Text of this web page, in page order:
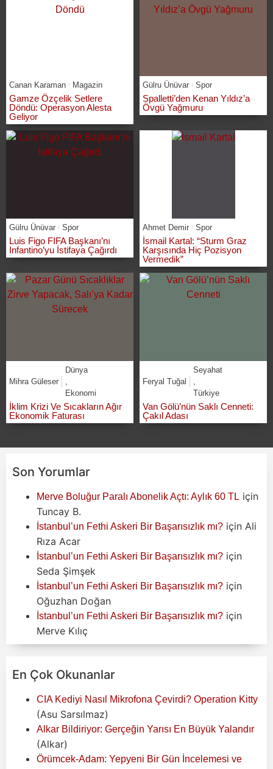
Canan Karaman Magazin
Gamze Özçelik Setlere
Döndü: Operasyon Alesta
Geliyor
Gülru Ünüvar Spor
Spalletti’den Kenan Yıldız’a
Övgü Yağmuru
Gülru Ünüvar Spor
Luis Figo FIFA Başkanı’nı
Infantino’yu İstifaya Çağırdı
Ahmet Demir Spor
İsmail Kartal: “Sturm Graz
Karşısında Hiç Pozisyon
Vermedik”
Mihra Güleser
Dünya
Ekonomi
İklim Krizi Ve Sıcakların Ağır
Ekonomik Faturası
Feryal Tuğal
Seyahat
Türkiye
Van Gölü’nün Saklı Cenneti:
Çakıl Adası
Son Yorumlar
Merve Boluğur Paralı Abonelik Açtı: Aylık 60 TL için
Tuncay B.
İstanbul’un Fethi Askeri Bir Başarısızlık mı? için Ali
Rıza Acar
İstanbul’un Fethi Askeri Bir Başarısızlık mı? için
Seda Şimşek
İstanbul’un Fethi Askeri Bir Başarısızlık mı? için
Oğuzhan Doğan
İstanbul’un Fethi Askeri Bir Başarısızlık mı? için
Merve Kılıç
En Çok Okunanlar
CIA Kediyi Nasıl Mikrofona Çevirdi? Operation Kitty
(Asu Sarsılmaz)
Alkar Bildiriyor: Gerçeğin Yarısı En Büyük Yalandır
(Alkar)
Örümcek-Adam: Yepyeni Bir Gün İncelemesi ve